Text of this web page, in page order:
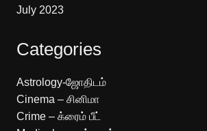
July 2023
Categories
Astrology-ஜோதிடம்
Cinema – சினிமா
Crime – க்ரைம் பீட்